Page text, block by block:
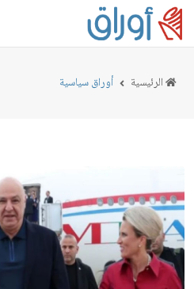
الرئيسية أوراق سياسية